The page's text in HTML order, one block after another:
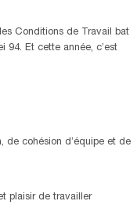
Conditions de Travail bat
94. Et cette année, c’est
de cohésion d’équipe et de
plaisir de travailler